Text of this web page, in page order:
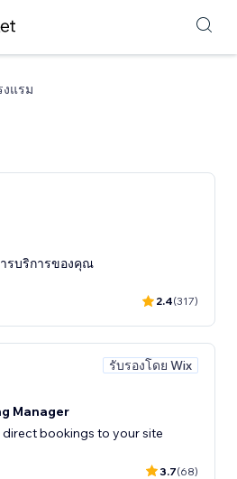
งแรม
รบริการของคุณ
2.4(317)
รับรองโดย Wix
Manager
bookings to your site
3.7(68)